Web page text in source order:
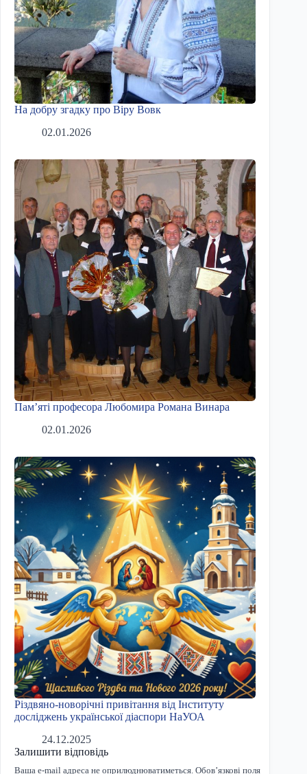
На добру згадку про Віру Вовк
02.01.2026
Пам’яті професора Любомира Романа Винара
02.01.2026
Різдвяно-новорічні привітання від Інституту
досліджень української діаспори НаУОА
24.12.2025
Залишити відповідь
Ваша e-mail адреса не оприлюднюватиметься. Обов’язкові поля